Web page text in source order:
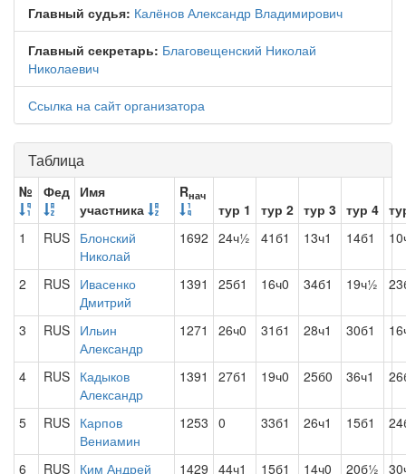
Главный судья: Калёнов Александр Владимирович
Главный секретарь: Благовещенский Николай
Николаевич
Ссылка на сайт организатора
Таблица
№ Фед Имя
участника
Rнач
тур 1 тур 2 тур 3 тур 4
1
RUS Блонский
Николай
1692 24ч½ 41б1 13ч1 14б1
2 RUS Ивасенко
Дмитрий
1391 25б1 16ч0 34б1 19ч½
3 RUS Ильин
Александр
1271 26ч0 31б1 28ч1 30б1
4 RUS Кадыков
Александр
1391 27б1 19ч0 25б0 36ч1
5 RUS Карпов
Вениамин
1253 0 33б1 26ч1 15б1
6 RUS Ким Андрей 1429 44ч1 15б1 14ч0 20б½